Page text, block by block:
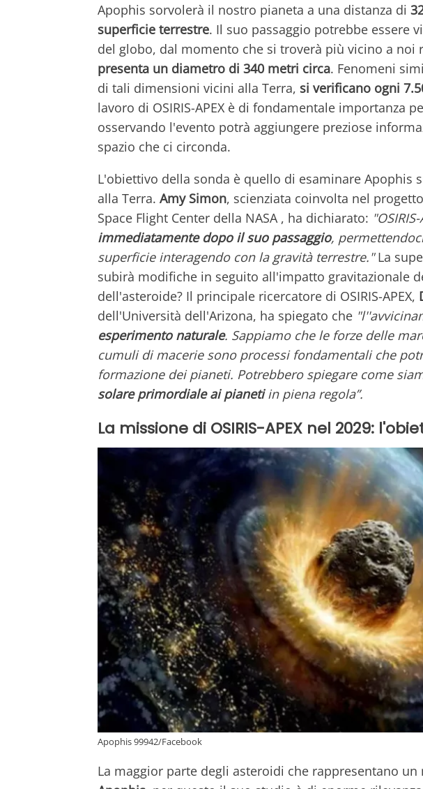
Apophis sorvolerà il nostro pianeta a una distanza di
superficie terrestre. Il suo passaggio potrebbe essere
del globo, dal momento che si troverà più vicino a
presenta un diametro di 340 metri circa. Fenomeni
di tali dimensioni vicini alla Terra, si verificano ogni
lavoro di OSIRIS-APEX è di fondamentale importanza
osservando l'evento potrà aggiungere preziose
spazio che ci circonda.
L'obiettivo della sonda è quello di esaminare Apophis
alla Terra. Amy Simon, scienziata coinvolta nel
Space Flight Center della NASA , ha dichiarato:
immediatamente dopo il suo passaggio,
superficie interagendo con la gravità terrestre."La
subirà modifiche in seguito all'impatto gravitazionale
dell'asteroide? Il principale ricercatore di OSIRIS-APEX,
dell'Università dell'Arizona, ha spiegato che
esperimento naturale. Sappiamo che le forze delle
cumuli di macerie sono processi fondamentali che
formazione dei pianeti. Potrebbero spiegare come
solare primordiale ai pianetiin piena regola”.
La missione di OSIRIS-APEX nel 2029:
Apophis 99942/Facebook
La maggior parte degli asteroidi che rappresentano un